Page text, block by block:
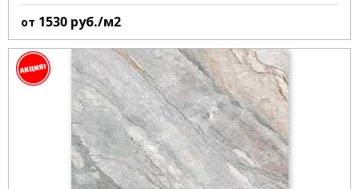
от 1530 руб./м2